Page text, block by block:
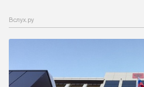
Вслух.ру